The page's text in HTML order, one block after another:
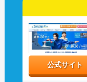
公式サイト